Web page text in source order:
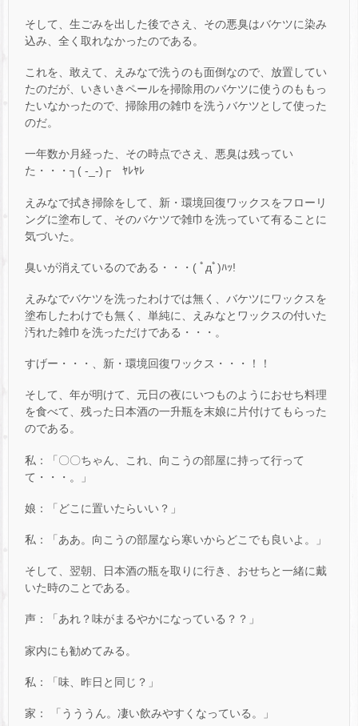
そして、生ごみを出した後でさえ、その悪臭はバケツに染み
込み、全く取れなかったのである。
これを、敢えて、えみなで洗うのも面倒なので、放置してい
たのだが、いきいきペールを掃除用のバケツに使うのももっ
たいなかったので、掃除用の雑巾を洗うバケツとして使った
のだ。
一年数か月経った、その時点でさえ、悪臭は残ってい
た・・・┐( -_-)┌ ﾔﾚﾔﾚ
えみなで拭き掃除をして、新・環境回復ワックスをフローリ
ングに塗布して、そのバケツで雑巾を洗っていて有ることに
気づいた。
臭いが消えているのである・・・( ﾟдﾟ)ﾊｯ!
えみなでバケツを洗ったわけでは無く、バケツにワックスを
塗布したわけでも無く、単純に、えみなとワックスの付いた
汚れた雑巾を洗っただけである・・・。
すげー・・・、新・環境回復ワックス・・・！！
そして、年が明けて、元日の夜にいつものようにおせち料理
を食べて、残った日本酒の一升瓶を末娘に片付けてもらった
のである。
私：「〇〇ちゃん、これ、向こうの部屋に持って行って
て・・・。」
娘：「どこに置いたらいい？」
私：「ああ。向こうの部屋なら寒いからどこでも良いよ。」
そして、翌朝、日本酒の瓶を取りに行き、おせちと一緒に戴
いた時のことである。
声：「あれ？味がまるやかになっている？？」
家内にも勧めてみる。
私：「味、昨日と同じ？」
家： 「うううん。凄い飲みやすくなっている。」